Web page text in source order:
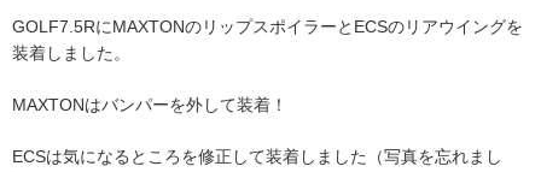
GOLF7.5RにMAXTONのリップスポイラーとECSのリアウイングを
装着しました。
MAXTONはバンパーを外して装着！
ECSは気になるところを修正して装着しました（写真を忘れまし